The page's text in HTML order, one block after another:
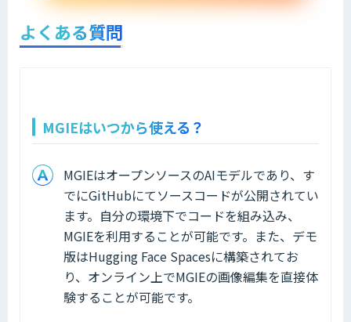
よくある質問
MGIEはいつから使える？
MGIEはオープンソースのAIモデルであり、す
でにGitHubにてソースコードが公開されてい
ます。自分の環境下でコードを組み込み、
MGIEを利用することが可能です。また、デモ
版はHugging Face Spacesに構築されてお
り、オンライン上でMGIEの画像編集を直接体
験することが可能です。